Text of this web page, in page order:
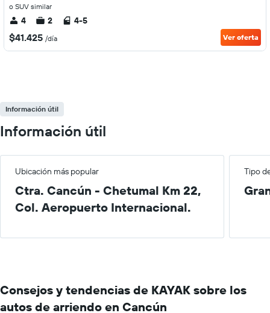
o SUV similar
4 2 4-5
$41.425 /día Ver oferta
Información útil
Información útil
Ubicación más popular Tipo
Ctra. Cancún - Chetumal Km 22,
Col. Aeropuerto Internacional.
Consejos y tendencias de KAYAK sobre los
autos de arriendo en Cancún